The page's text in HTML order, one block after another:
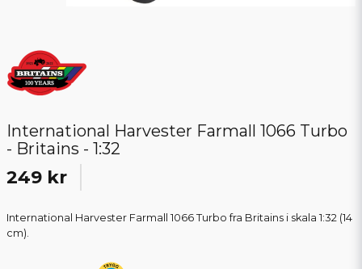
International Harvester Farmall 1066 Turbo
- Britains - 1:32
249 kr
International Harvester Farmall 1066 Turbo fra Britains i skala 1:32 (14
cm).